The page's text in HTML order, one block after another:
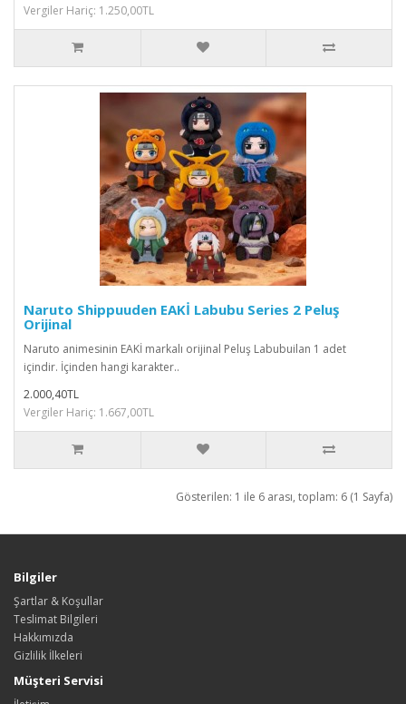
Vergiler Hariç: 1.250,00TL
Naruto Shippuuden EAKİ Labubu Series 2 Peluş
Orijinal
Naruto animesinin EAKİ markalı orijinal Peluş Labubuilan 1 adet
içindir. İçinden hangi karakter..
2.000,40TL
Vergiler Hariç: 1.667,00TL
Gösterilen: 1 ile 6 arası, toplam: 6 (1 Sayfa)
Bilgiler
Şartlar & Koşullar
Teslimat Bilgileri
Hakkımızda
Gizlilik İlkeleri
Müşteri Servisi